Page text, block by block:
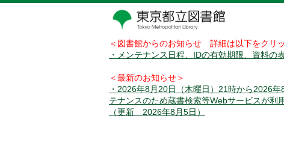
＜図書館からのお知らせ 詳細は以下をクリ
・メンテナンス日程、IDの有効期限、資料の
＜最新のお知らせ＞
・2026年8月20日（木曜日）21時から2026
テナンスのため蔵書検索等Webサービスが利
（更新 2026年8月5日）